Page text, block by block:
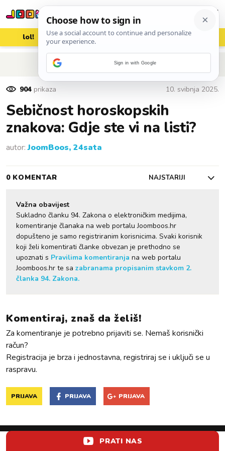
lol! aww vrh! woot?!
POVRATAK NA ČLANAK
904 prikaza 10. svibnja 2025.
Sebičnost horoskopskih
znakova: Gdje ste vi na listi?
autor:JoomBoos, 24sata
0 KOMENTAR NAJSTARIJI
Važna obavijest
Sukladno članku 94. Zakona o elektroničkim medijima,
komentiranje članaka na web portalu Joomboos.hr
dopušteno je samo registriranim korisnicima. Svaki korisnik
koji želi komentirati članke obvezan je prethodno se
upoznati s Pravilima komentiranja na web portalu
Joomboos.hr te sa zabranama propisanim stavkom 2.
članka 94. Zakona.
Komentiraj, znaš da želiš!
Za komentiranje je potrebno prijaviti se. Nemaš korisnički
račun?
Registracija je brza i jednostavna, registriraj se i uključi se u
raspravu.
PRIJAVA PRIJAVA PRIJAVA
PRATI NAS
Sign in with Google